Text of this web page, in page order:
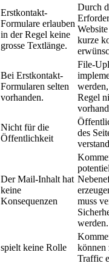
Erstkontakt-
Formulare erlauben
in der Regel keine
grosse Textlänge.
Durch
kurze
Bei Erstkontakt-
Formularen selten
vorhanden.
File-
Regel
Nicht für die
Öffentlichkeit
des
Der Mail-Inhalt hat
keine
Konsequenzen
muss
werden.
spielt keine Rolle
können
Traffic